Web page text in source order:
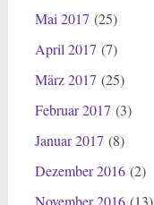
Mai 2017 (25)
April 2017 (7)
März 2017 (25)
Februar 2017 (3)
Januar 2017 (8)
Dezember 2016(2)
November 2016(13)